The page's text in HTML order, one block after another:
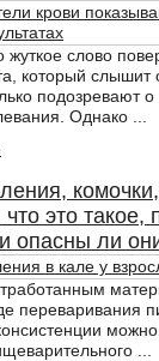
слово
который слышит
подозревают о
Однако ...
это такое,
опасны ли
переваривания
...